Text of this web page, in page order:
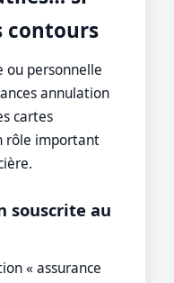
contours
ou personnelle
annulation
cartes
rôle important
souscrite au
« assurance